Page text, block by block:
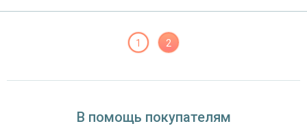
1 2
В помощь покупателям